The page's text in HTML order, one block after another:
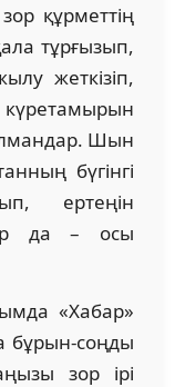
құрметтің
тұрғызып,
жеткізіп,
Шын
бүгінгі
ертеңін
да – осы
«Хабар»
бұрын-соңды
зор ірі